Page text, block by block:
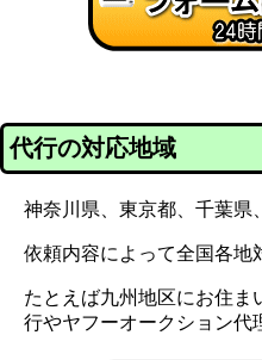
代行の対応地域
神奈川県、東京都、千葉県
依頼内容によって全国各地
たとえば九州地区にお住ま
行やヤフーオークション代